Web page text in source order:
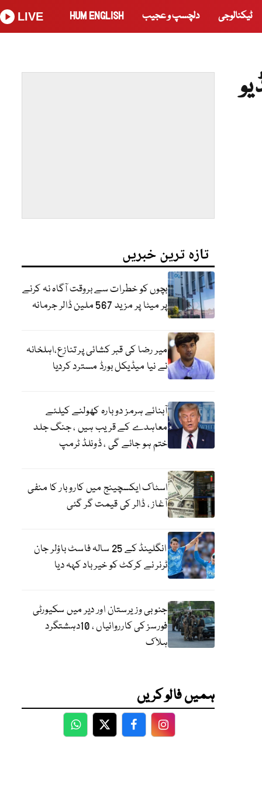
ٹیکنالوجی دلچسپ و عجیب HUM ENGLISH
LIVE
تازہ ترین خبریں
بچوں کو خطرات سے بروقت آگاہ نہ کرنے
پر میٹا پر مزید 567 ملین ڈالر جرمانہ
میر رضا کی قبر کشائی پر تنازع،اہلخانہ
نے نیا میڈیکل بورڈ مسترد کردیا
آبنائے ہرمز دوبارہ کھولنے کیلئے
معاہدے کے قریب ہیں ، جنگ جلد
ختم ہو جائے گی ، ڈونلڈ ٹرمپ
اسٹاک ایکسچینج میں کاروبار کا منفی
آغاز ، ڈالر کی قیمت گر گئی
انگلینڈ کے 25 سالہ فاسٹ باؤلر جان
ٹرنر نے کرکٹ کو خیر باد کہہ دیا
جنوبی وزیرستان اور دیر میں سکیورٹی
فورسز کی کارروائیاں ، 10دہشتگرد
ہلاک
ہمیں فالو کریں
WhatsApp
TwitterFacebookFacebook